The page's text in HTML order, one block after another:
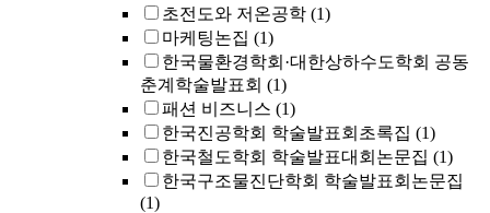
초전도와 저온공학 (1)
마케팅논집 (1)
한국물환경학회·대한상하수도학회 공동
춘계학술발표회 (1)
패션 비즈니스 (1)
한국진공학회 학술발표회초록집 (1)
한국철도학회 학술발표대회논문집 (1)
한국구조물진단학회 학술발표회논문집
(1)